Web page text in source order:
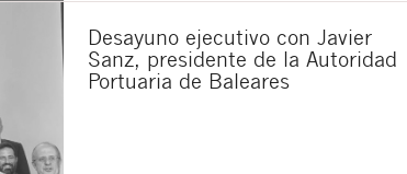
Desayuno ejecutivo con Javier
Sanz, presidente de la Autoridad
Portuaria de Baleares